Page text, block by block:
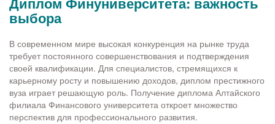
выбора
В современном мире высокая конкуренция на рынке труда
требует постоянного совершенствования и подтверждения
своей квалификации. Для специалистов, стремящихся к
карьерному росту и повышению доходов, диплом престижного
вуза играет решающую роль. Получение диплома Алтайского
филиала Финансового университета откроет множество
перспектив для профессионального развития.